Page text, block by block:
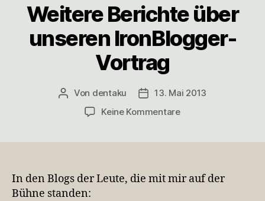
Weitere Berichte über
unseren IronBlogger-
Vortrag
Beitragsautor
Von dentaku Veröffentlichungsdatum
13. Mai 2013
Keine Kommentarezu
IronBlogger-
In den Blogs der Leute, die mit mir auf der
Bühne standen: